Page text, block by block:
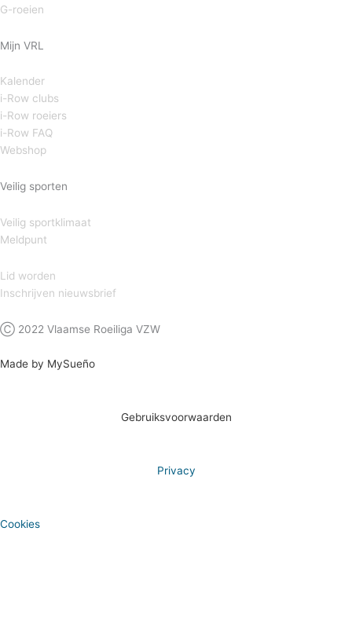
G-roeien
Mijn VRL
Kalender
i-Row clubs
i-Row roeiers
i-Row FAQ
Webshop
Veilig sporten
Veilig sportklimaat
Meldpunt
Lid worden
Inschrijven nieuwsbrief
Ⓒ 2022 Vlaamse Roeiliga VZW
Made by MySueño
Gebruiksvoorwaarden
Privacy
Cookies